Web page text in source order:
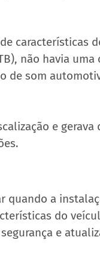
características
não havia uma
de som
e gerava
quando a
do
e